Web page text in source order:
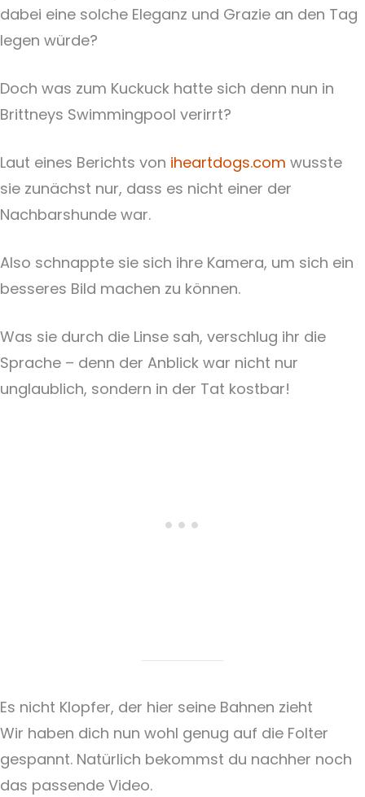
dabei eine solche Eleganz und Grazie an den Tag
legen würde?
Doch was zum Kuckuck hatte sich denn nun in
Brittneys Swimmingpool verirrt?
Laut eines Berichts von iheartdogs.com wusste
sie zunächst nur, dass es nicht einer der
Nachbarshunde war.
Also schnappte sie sich ihre Kamera, um sich ein
besseres Bild machen zu können.
Was sie durch die Linse sah, verschlug ihr die
Sprache – denn der Anblick war nicht nur
unglaublich, sondern in der Tat kostbar!
Es nicht Klopfer, der hier seine Bahnen zieht
Wir haben dich nun wohl genug auf die Folter
gespannt. Natürlich bekommst du nachher noch
das passende Video.